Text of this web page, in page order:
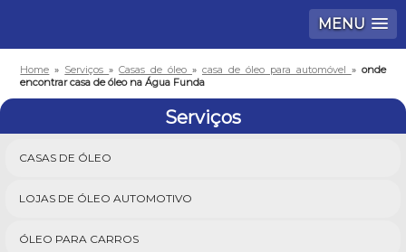
MENU
Home » Serviços»Casas de óleo» casa de óleo para automóvel » onde
encontrar casa de óleo na Água Funda
Serviços
CASAS DE ÓLEO
LOJAS DE ÓLEO AUTOMOTIVO
ÓLEO PARA CARROS